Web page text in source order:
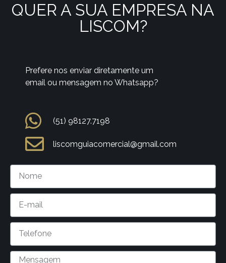
QUER A SUA EMPRESA NA
LISCOM?
Prefere nos enviar diretamente um
email ou mensagem no Whatsapp?
(51) 98127.7198
liscomguiacomercial@gmail.com